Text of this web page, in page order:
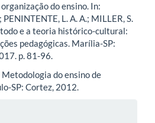
do ensino. In:
PENINTENTE, L. A. A.; MILLER, S.
e a teoria histórico-cultural:
pedagógicas. Marília-SP:
p. 81-96.
Metodologia do ensino de
SP: Cortez, 2012.